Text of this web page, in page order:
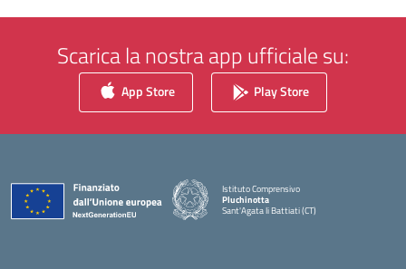
Scarica la nostra app ufficiale su:
App Store Play Store
Istituto Comprensivo
Pluchinotta
Sant'Agata li Battiati (CT)
— Visita la pagina iniziale della scuola